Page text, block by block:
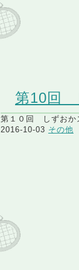
第10回
第１０回 しずおか
2016-10-03 その他